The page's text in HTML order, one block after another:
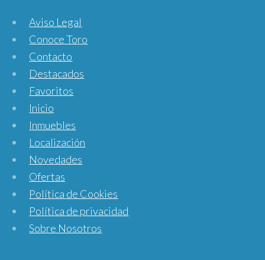
Aviso Legal
Conoce Toro
Contacto
Destacados
Favoritos
Inicio
Inmuebles
Localización
Novedades
Ofertas
Política de Cookies
Política de privacidad
Sobre Nosotros